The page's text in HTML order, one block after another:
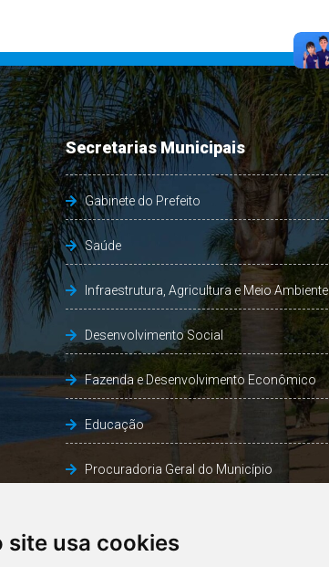
site usa cookies
Secretarias Municipais
Gabinete do Prefeito
Saúde
Infraestrutura, Agricultura e Meio Ambiente
Desenvolvimento Social
Fazenda e Desenvolvimento Econômico
Educação
Procuradoria Geral do Município